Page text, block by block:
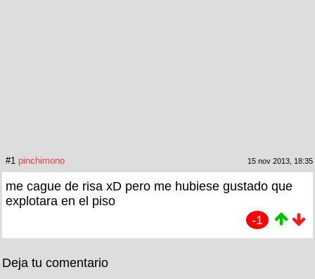
#1 pinchimono 15 nov 2013, 18:35
me cague de risa xD pero me hubiese gustado que
explotara en el piso
-1
Deja tu comentario